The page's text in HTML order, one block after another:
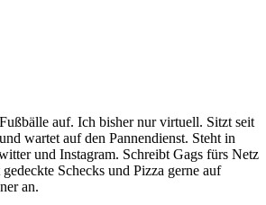
auf. Ich bisher nur virtuell. Sitzt seit
wartet auf den Pannendienst. Steht in
und Instagram. Schreibt Gags fürs Netz
Schecks und Pizza gerne auf
an.